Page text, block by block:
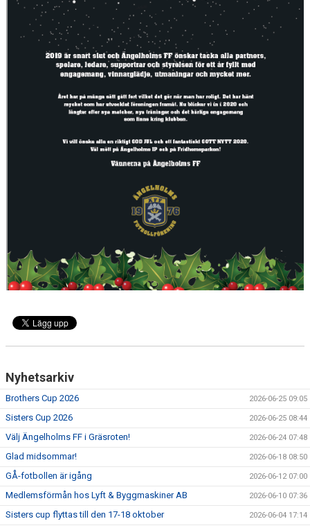
Nyhetsarkiv
Brothers Cup 2026 2026-06-25 09:05
Sisters Cup 2026 2026-06-25 08:44
Välj Ängelholms FF i Gräsroten! 2026-06-24 07:48
Glad midsommar! 2026-06-18 08:50
GÅ-fotbollen är igång 2026-06-12 07:00
Medlemsförmån hos Lyft & Byggmaskiner AB 2026-06-10 07:36
Sisters cup flyttas till den 17-18 oktober 2026-06-04 17:14